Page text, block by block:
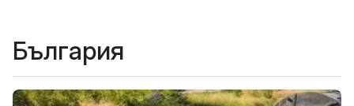
България